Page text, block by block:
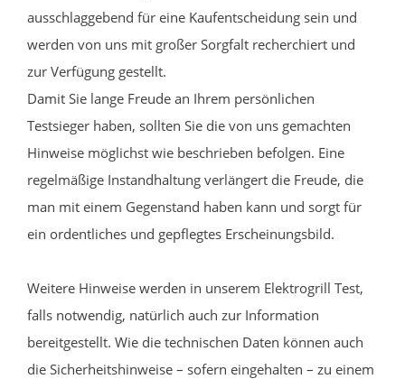
ausschlaggebend für eine Kaufentscheidung sein und
werden von uns mit großer Sorgfalt recherchiert und
zur Verfügung gestellt.
Damit Sie lange Freude an Ihrem persönlichen
Testsieger haben, sollten Sie die von uns gemachten
Hinweise möglichst wie beschrieben befolgen. Eine
regelmäßige Instandhaltung verlängert die Freude, die
man mit einem Gegenstand haben kann und sorgt für
ein ordentliches und gepflegtes Erscheinungsbild.
Weitere Hinweise werden in unserem Elektrogrill Test,
falls notwendig, natürlich auch zur Information
bereitgestellt. Wie die technischen Daten können auch
die Sicherheitshinweise – sofern eingehalten – zu einem